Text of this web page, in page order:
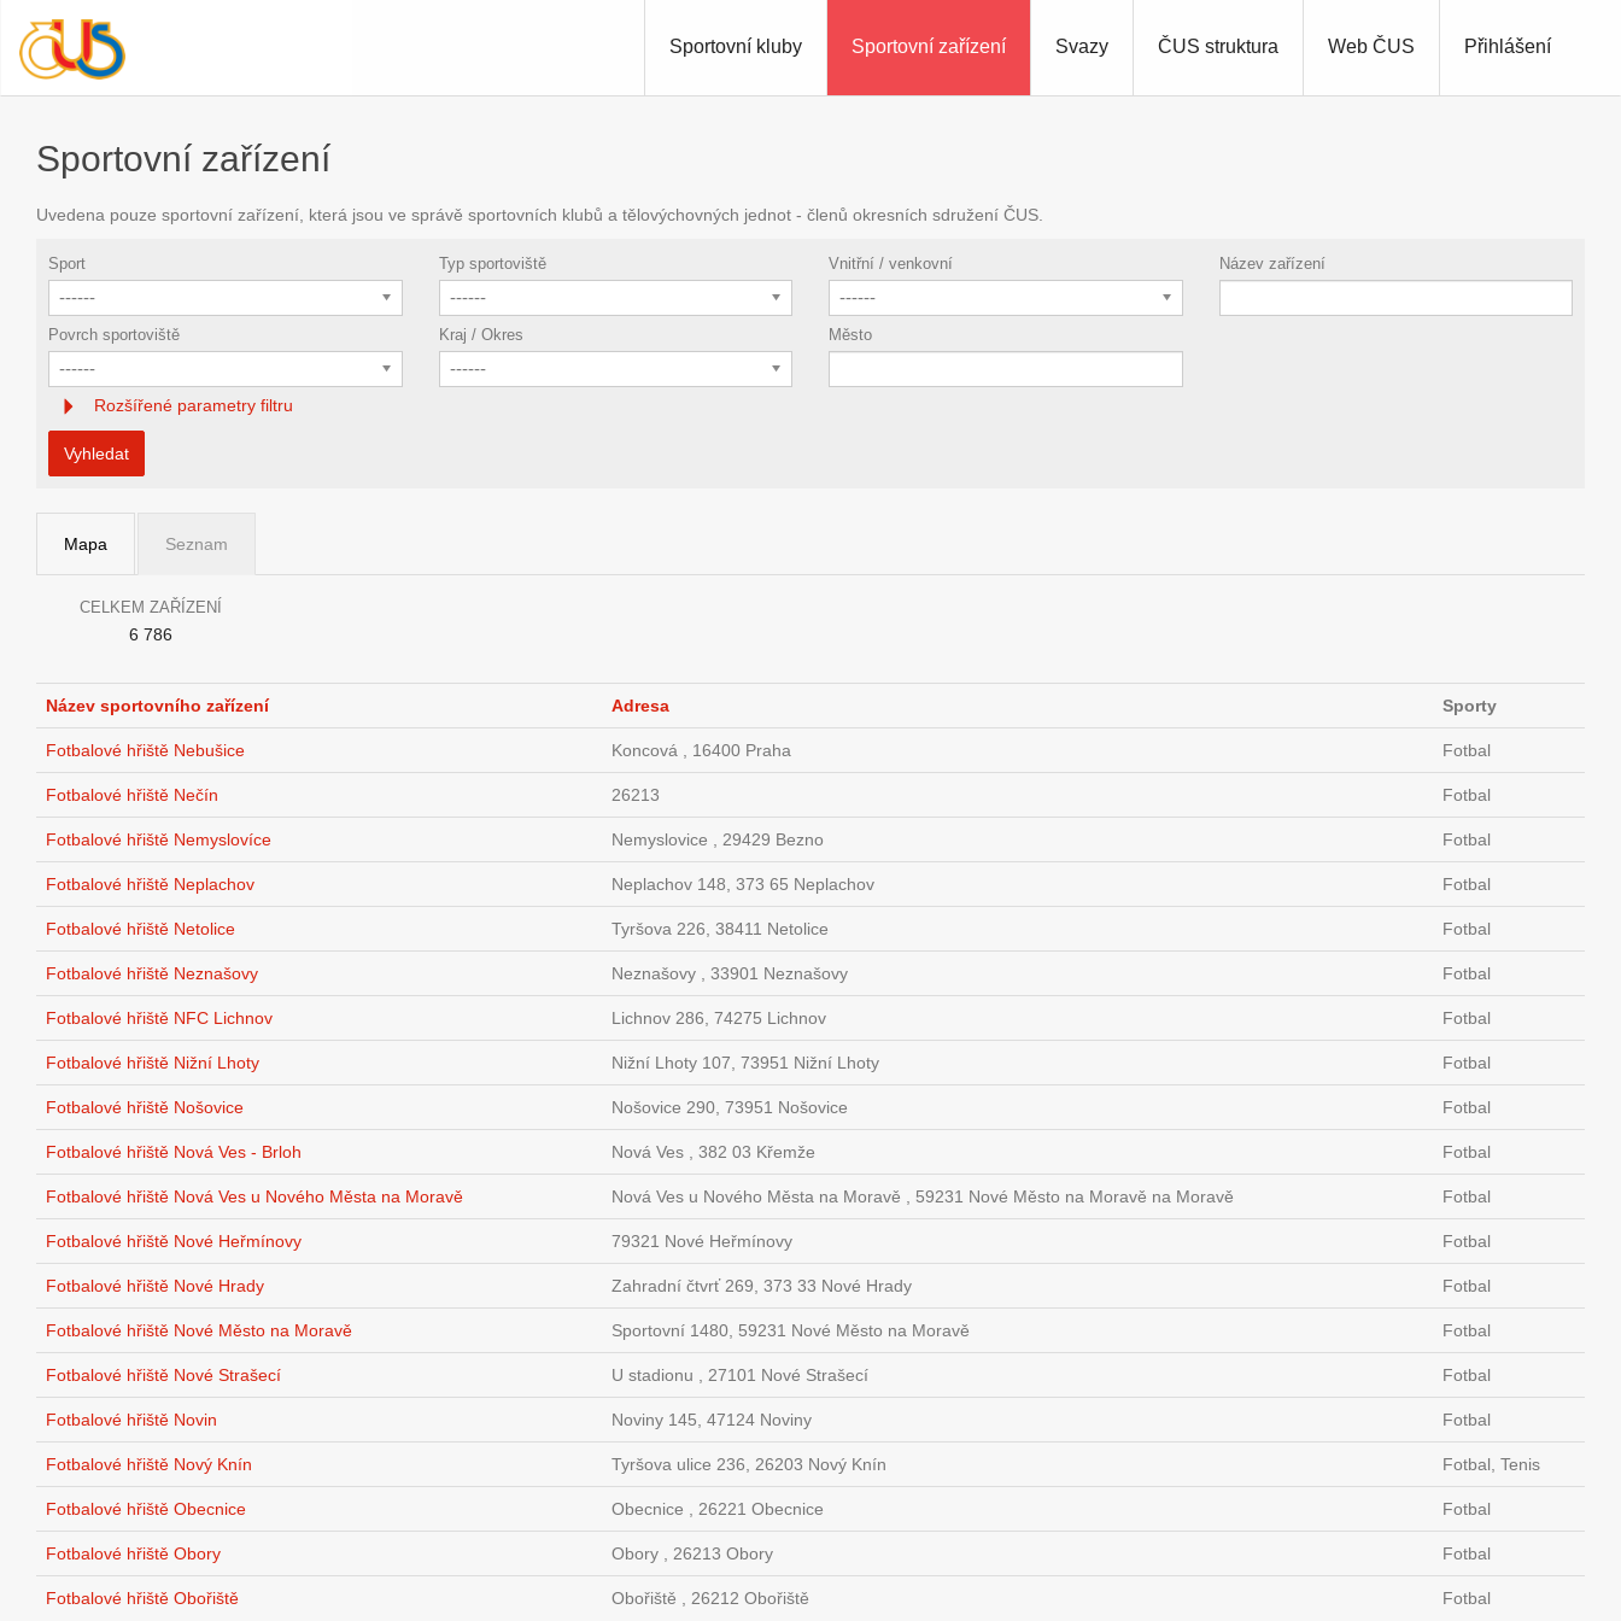
Přihlášení
Sportovní kluby Sportovní zařízení Svazy ČUS struktura Web ČUS
Sportovní zařízení
Uvedena pouze sportovní zařízení, která jsou ve správě sportovních klubů a tělovýchovných jednot - členů okresních sdružení ČUS.
Sport
------
Typ sportoviště
------
Vnitřní / venkovní
------
Název zařízení
Povrch sportoviště
------
Kraj / Okres
------
Město
Rozšířené parametry filtru
Vyhledat
Mapa Seznam
CELKEM ZAŘÍZENÍ
6 786
Název sportovního zařízení Adresa Sporty
Fotbalové hřiště Nebušice Koncová , 16400 Praha Fotbal
Fotbalové hřiště Nečín 26213 Fotbal
Fotbalové hřiště Nemyslovíce Nemyslovice , 29429 Bezno Fotbal
Fotbalové hřiště Neplachov Neplachov 148, 373 65 Neplachov Fotbal
Fotbalové hřiště Netolice Tyršova 226, 38411 Netolice Fotbal
Fotbalové hřiště Neznašovy Neznašovy , 33901 Neznašovy Fotbal
Fotbalové hřiště NFC Lichnov Lichnov 286, 74275 Lichnov Fotbal
Fotbalové hřiště Nižní Lhoty Nižní Lhoty 107, 73951 Nižní Lhoty Fotbal
Fotbalové hřiště Nošovice Nošovice 290, 73951 Nošovice Fotbal
Fotbalové hřiště Nová Ves - Brloh Nová Ves , 382 03 Křemže Fotbal
Fotbalové hřiště Nová Ves u Nového Města na Moravě Nová Ves u Nového Města na Moravě , 59231 Nové Město na Moravě na Moravě Fotbal
Fotbalové hřiště Nové Heřmínovy 79321 Nové Heřmínovy Fotbal
Fotbalové hřiště Nové Hrady Zahradní čtvrť 269, 373 33 Nové Hrady Fotbal
Fotbalové hřiště Nové Město na Moravě Sportovní 1480, 59231 Nové Město na Moravě Fotbal
Fotbalové hřiště Nové Strašecí U stadionu , 27101 Nové Strašecí Fotbal
Fotbalové hřiště Novin Noviny 145, 47124 Noviny Fotbal
Fotbalové hřiště Nový Knín Tyršova ulice 236, 26203 Nový Knín Fotbal, Tenis
Fotbalové hřiště Obecnice Obecnice , 26221 Obecnice Fotbal
Fotbalové hřiště Obory Obory , 26213 Obory Fotbal
Fotbalové hřiště Obořiště Obořiště , 26212 Obořiště Fotbal